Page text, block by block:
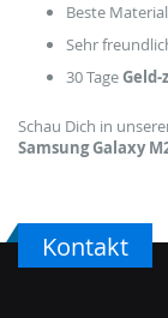
Beste
Sehr
30 Tage
Schau Dich in
Samsung Galaxy
Kontakt